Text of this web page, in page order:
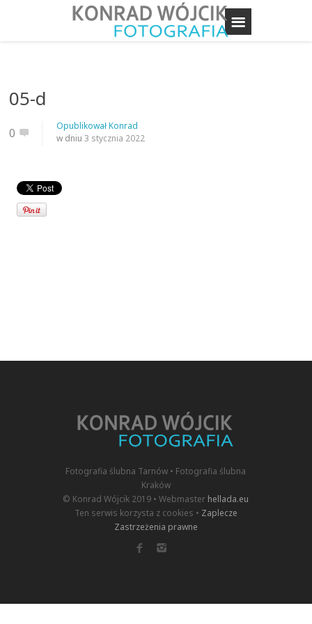
05-d
0 OpublikowałKonrad
w dniu3 stycznia 2022
Fotografia ślubna Tarnów • Fotografia ślubna
Kraków
© Konrad Wójcik 2019 • Webmaster hellada.eu
Ten serwis korzysta z cookies • Zaplecze
Zastrzeżenia prawne